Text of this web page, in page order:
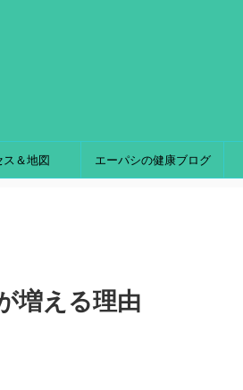
ス＆地図 エーパシの健康ブログ
増える理由